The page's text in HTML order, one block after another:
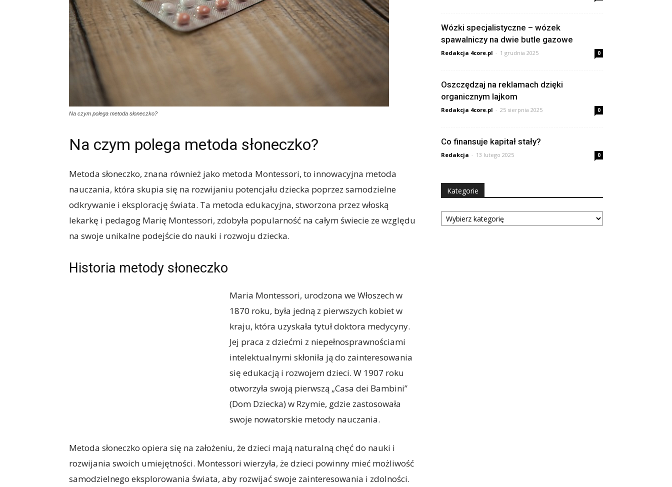
Na czym polega metoda słoneczko?
Na czym polega metoda słoneczko?
Metoda słoneczko, znana również jako metoda Montessori, to innowacyjna metoda
nauczania, która skupia się na rozwijaniu potencjału dziecka poprzez samodzielne
odkrywanie i eksplorację świata. Ta metoda edukacyjna, stworzona przez włoską
lekarkę i pedagog Marię Montessori, zdobyła popularność na całym świecie ze względu
na swoje unikalne podejście do nauki i rozwoju dziecka.
Historia metody słoneczko
Maria Montessori, urodzona we Włoszech w
1870 roku, była jedną z pierwszych kobiet w
kraju, która uzyskała tytuł doktora medycyny.
Jej praca z dziećmi z niepełnosprawnościami
intelektualnymi skłoniła ją do zainteresowania
się edukacją i rozwojem dzieci. W 1907 roku
otworzyła swoją pierwszą „Casa dei Bambini”
(Dom Dziecka) w Rzymie, gdzie zastosowała
swoje nowatorskie metody nauczania.
Metoda słoneczko opiera się na założeniu, że dzieci mają naturalną chęć do nauki i
rozwijania swoich umiejętności. Montessori wierzyła, że dzieci powinny mieć możliwość
samodzielnego eksplorowania świata, aby rozwijać swoje zainteresowania i zdolności.
Wózki specjalistyczne – wózek
spawalniczy na dwie butle gazowe
Redakcja 4core.pl - 1 grudnia 2025 0
Oszczędzaj na reklamach dzięki
organicznym lajkom
Redakcja 4core.pl - 25 sierpnia 2025 0
Co finansuje kapitał stały?
Redakcja - 13 lutego 2025 0
Kategorie
Kategorie